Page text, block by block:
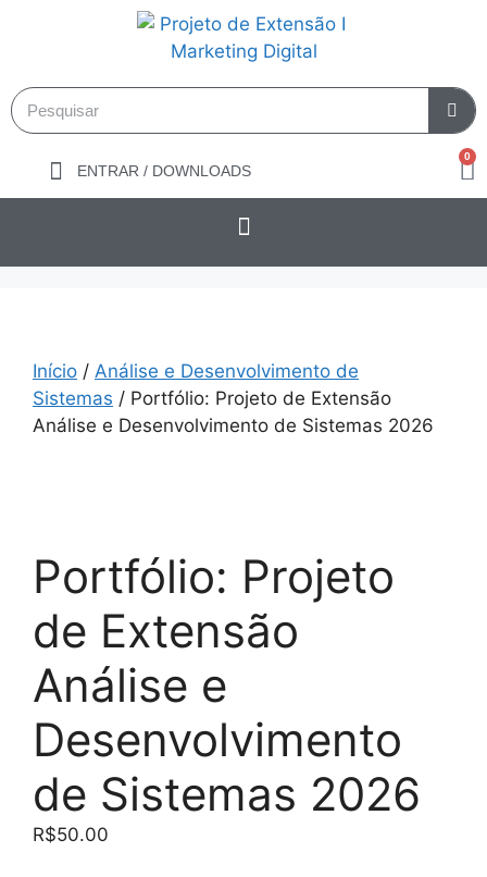
ENTRAR / DOWNLOADS
0
Início / Análise e Desenvolvimento de
Sistemas / Portfólio: Projeto de Extensão
Análise e Desenvolvimento de Sistemas 2026
Portfólio: Projeto
de Extensão
Análise e
Desenvolvimento
de Sistemas 2026
R$50.00